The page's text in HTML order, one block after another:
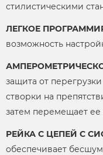
стилистическими
ЛЕГКОЕ
возможность
защита от
створки на
затем перемещает ее
РЕЙКА С ЦЕПЕЙ С
обеспечивает